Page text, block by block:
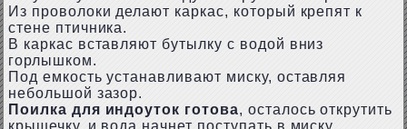
Из проволоки делают каркас, который крепят к
стене птичника.
В каркас вставляют бутылку с водой вниз
горлышком.
Под емкость устанавливают миску, оставляя
небольшой зазор.
Поилка для индоуток готова, осталось открутить
крышечку, и вода начнет поступать в миску.